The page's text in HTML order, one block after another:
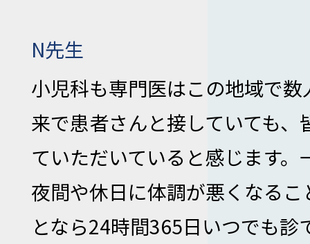
N先生
小児科も専門医はこの地域で
来で患者さんと接していても
ていただいていると感じます。
夜間や休日に体調が悪くなる
となら24時間365日いつでも診